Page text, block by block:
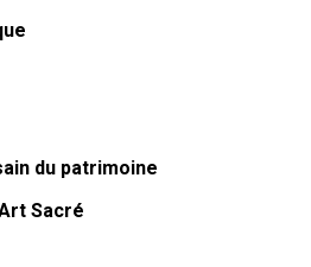
du patrimoine
Sacré